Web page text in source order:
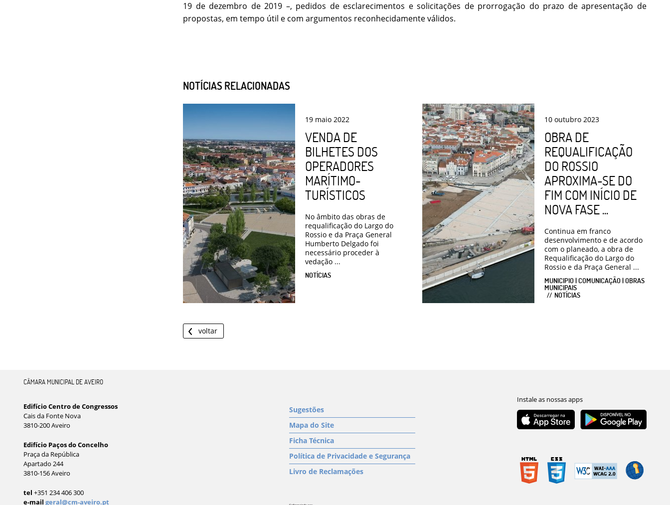
19 de dezembro de 2019 –, pedidos de esclarecimentos e solicitações de prorrogação do prazo de apresentação de
propostas, em tempo útil e com argumentos reconhecidamente válidos.
NOTÍCIAS RELACIONADAS
19 maio 2022
VENDA DE
BILHETES DOS
OPERADORES
MARÍTIMO-
TURÍSTICOS
No âmbito das obras de
requalificação do Largo do
Rossio e da Praça General
Humberto Delgado foi
necessário proceder à
vedação ...
NOTÍCIAS
10 outubro 2023
OBRA DE
REQUALIFICAÇÃO
DO ROSSIO
APROXIMA-SE DO
FIM COM INÍCIO DE
NOVA FASE ...
Continua em franco
desenvolvimento e de acordo
com o planeado, a obra de
Requalificação do Largo do
Rossio e da Praça General ...
MUNICIPIO | COMUNICAÇÃO | OBRAS
MUNICIPAIS
NOTÍCIAS
voltar
CÂMARA MUNICIPAL DE AVEIRO
Edifício Centro de Congressos
Cais da Fonte Nova
3810-200 Aveiro
Edifício Paços do Concelho
Praça da República
Apartado 244
3810-156 Aveiro
tel +351 234 406 300
e-mail geral@cm-aveiro.pt
Sugestões
Mapa do Site
Ficha Técnica
Política de Privacidade e Segurança
Livro de Reclamações